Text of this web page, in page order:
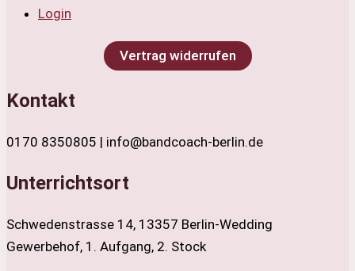
Login
Vertrag widerrufen
Kontakt
0170 8350805 | info@bandcoach-berlin.de
Unterrichtsort
Schwedenstrasse 14, 13357 Berlin-Wedding
Gewerbehof, 1. Aufgang, 2. Stock